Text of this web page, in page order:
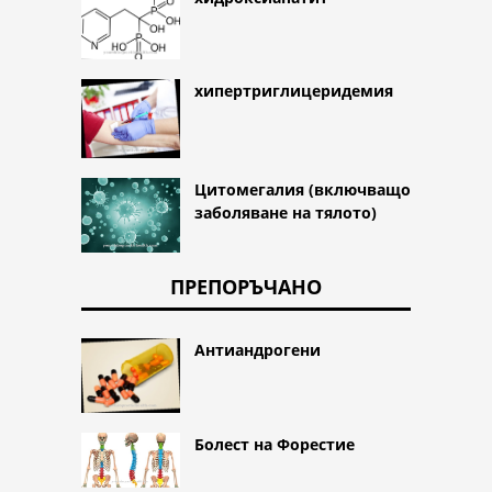
хипертриглицеридемия
Цитомегалия (включващо
заболяване на тялото)
ПРЕПОРЪЧАНО
Антиандрогени
Болест на Форестие